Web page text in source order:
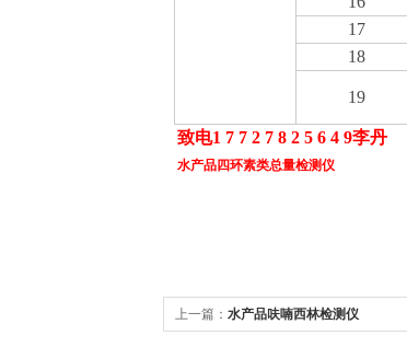
17
18
19
致电1 7 7 2 7 8 2 5 6 4 9李丹
水产品四环素类总量检测仪
上一篇： 水产品呋喃西林检测仪